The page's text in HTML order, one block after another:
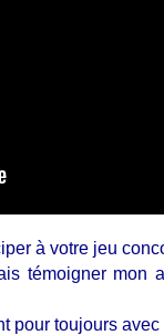
à votre jeu
témoigner mon
pour toujours avec